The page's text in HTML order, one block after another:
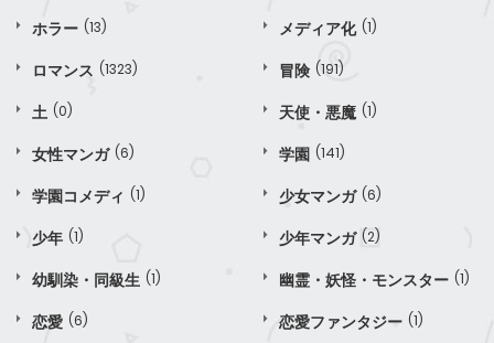
ホラー (13) メディア化 (1)
ロマンス (1323) 冒険 (191)
土 (0) 天使・悪魔 (1)
女性マンガ (6) 学園 (141)
学園コメディ (1) 少女マンガ (6)
少年 (1) 少年マンガ (2)
幼馴染・同級生 (1) 幽霊・妖怪・モンスター (1)
恋愛 (6) 恋愛ファンタジー (1)